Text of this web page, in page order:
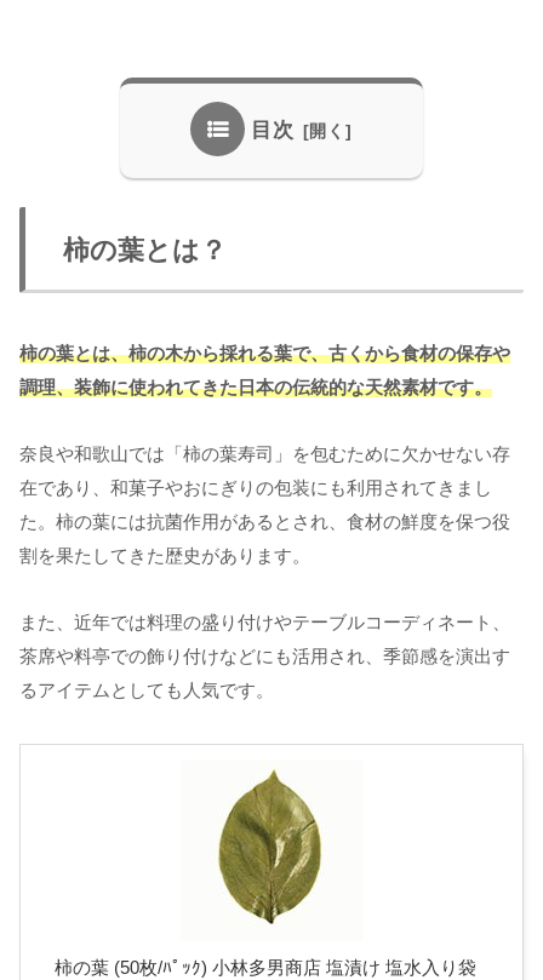
目次
柿の葉とは？
柿の葉とは、柿の木から採れる葉で、古くから食材の保存や
調理、装飾に使われてきた日本の伝統的な天然素材です。
奈良や和歌山では「柿の葉寿司」を包むために欠かせない存
在であり、和菓子やおにぎりの包装にも利用されてきまし
た。柿の葉には抗菌作用があるとされ、食材の鮮度を保つ役
割を果たしてきた歴史があります。
また、近年では料理の盛り付けやテーブルコーディネート、
茶席や料亭での飾り付けなどにも活用され、季節感を演出す
るアイテムとしても人気です。
柿の葉 (50枚/ﾊﾟｯｸ) 小林多男商店 塩漬け 塩水入り袋